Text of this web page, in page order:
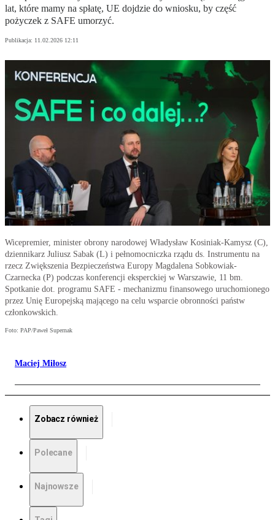
lat, które mamy na spłatę, UE dojdzie do wniosku, by część
pożyczek z SAFE umorzyć.
Publikacja: 11.02.2026 12:11
Wicepremier, minister obrony narodowej Władysław Kosiniak-Kamysz (C),
dziennikarz Juliusz Sabak (L) i pełnomocniczka rządu ds. Instrumentu na
rzecz Zwiększenia Bezpieczeństwa Europy Magdalena Sobkowiak-
Czarnecka (P) podczas konferencji eksperckiej w Warszawie, 11 bm.
Spotkanie dot. programu SAFE - mechanizmu finansowego uruchomionego
przez Unię Europejską mającego na celu wsparcie obronności państw
członkowskich.
Foto: PAP/Paweł Supernak
Maciej Miłosz
Zobacz również
Polecane
Najnowsze